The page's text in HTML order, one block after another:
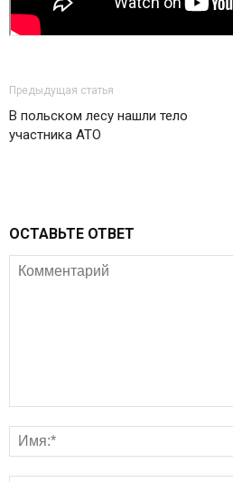
Предыдущая статья
В польском лесу нашли тело
участника АТО
ОСТАВЬТЕ ОТВЕТ